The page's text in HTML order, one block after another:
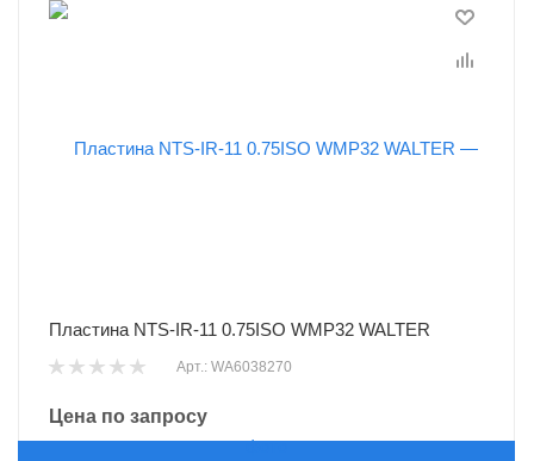
Пластина NTS-IR-11 0.75ISO WMP32 WALTER
Арт.: WA6038270
Цена по запросу